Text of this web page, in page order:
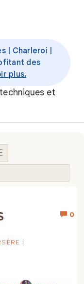
| Charleroi |
des
plus.
et
0